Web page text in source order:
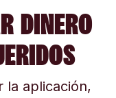
DINERO
la aplicación,